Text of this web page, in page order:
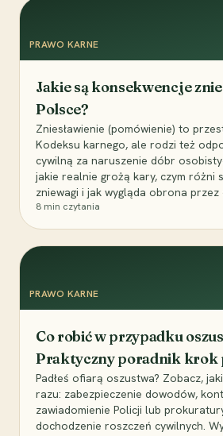
PRAWO KARNE
Jakie są konsekwencje
Polsce?
Zniesławienie (pomówienie) to
Kodeksu karnego, ale rodzi też
cywilną za naruszenie dóbr
jakie realnie grożą kary, czym różni
zniewagi i jak wygląda obrona
8 min czytania
PRAWO KARNE
Co robić w przypadku
Praktyczny poradnik krok
Padłeś ofiarą oszustwa? Zobacz,
razu: zabezpieczenie dowodów,
zawiadomienie Policji lub
dochodzenie roszczeń cywilnych.